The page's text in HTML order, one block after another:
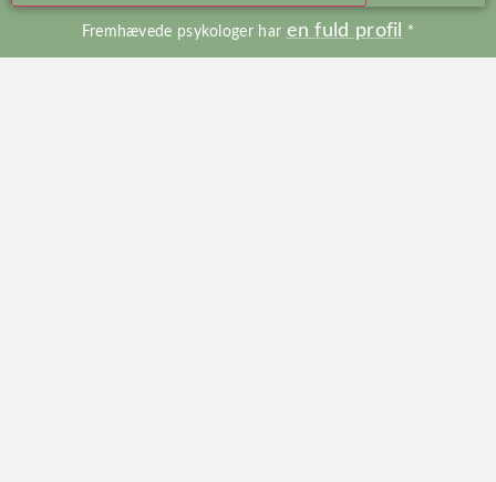
Fremhævede psykologer har en fuld profil *